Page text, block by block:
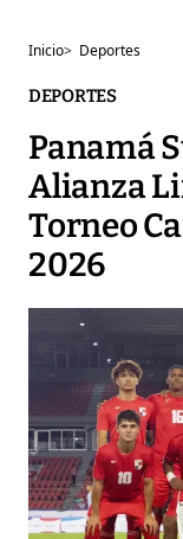
Inicio> Deportes
DEPORTES
Panamá
Alianza
Torneo
2026